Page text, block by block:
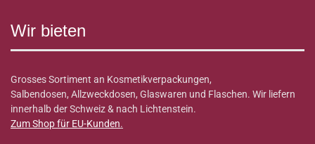
Wir bieten
Grosses Sortiment an Kosmetikverpackungen,
Salbendosen, Allzweckdosen, Glaswaren und Flaschen. Wir liefern
innerhalb der Schweiz & nach Lichtenstein.
Zum Shop für EU-Kunden.